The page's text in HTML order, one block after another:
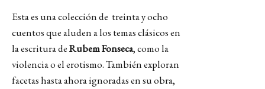
Esta es una colección de treinta y ocho
cuentos que aluden a los temas clásicos en
la escritura deRubem Fonseca, como la
violencia o el erotismo. También exploran
facetas hasta ahora ignoradas en su obra,